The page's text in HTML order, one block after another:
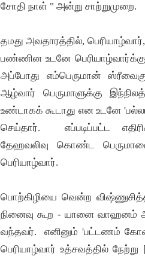
சோதி நாள் " அன்று சாற்றுமுறை.
தமது அவதாரத்தில்,
பண்ணின உடனே
அப்போது எம்பெருமான்
ஆழ்வார் பெருமாளுக்கு
உண்டாகக் கூடாது என உடனே
செய்தார். எப்படிப்பட்ட
தேஹவலிவு கொண்ட
பெரியாழ்வார்.
பொற்கிழியை வென்ற
நினைவு கூற - யானை வாஹனம்
வந்தவர். எனினும் 'பட்டணம்
பெரியாழ்வார் உத்சவத்தில்